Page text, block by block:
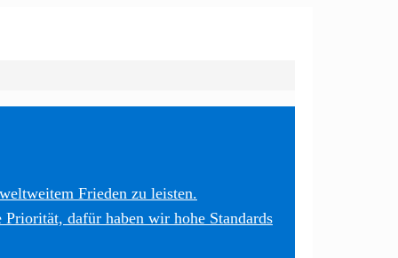
Frieden zu leisten.
dafür haben wir hohe Standards